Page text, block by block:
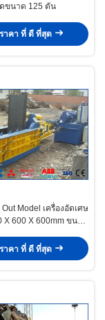
ขนาด 125 ตัน
าคา ที่ ดี ที่สุด
Out Model เครื่องอัดเศษ
X 600 X 600mm ขนาด
าคา ที่ ดี ที่สุด